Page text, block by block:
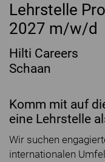
Kontakt
Lehrstelle
2027 m/w/d
Hilti Careers
Schaan
Komm mit auf
eine Lehrstelle
Wir suchen
internationalen